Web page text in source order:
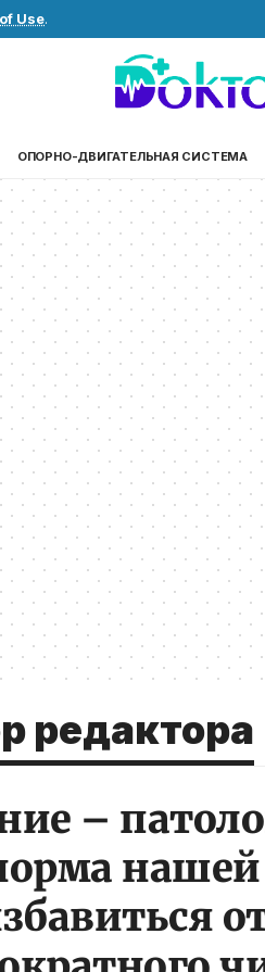
Use.
ОПОРНО-ДВИГАТЕЛЬНАЯ СИСТЕМА
редактора
–